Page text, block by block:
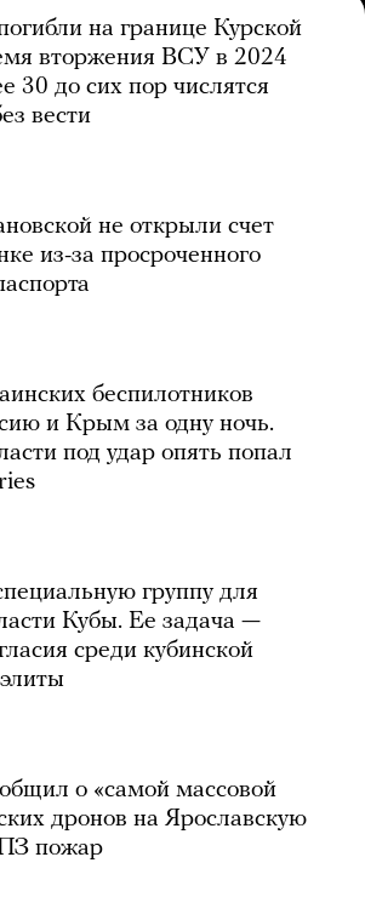
на границе Курской
вторжения ВСУ в 2024
30 до сих пор числятся
вести
не открыли счет
из-за просроченного
беспилотников
и Крым за одну ночь.
под удар опять попал
группу для
Кубы. Ее задача —
среди кубинской
о «самой массовой
дронов на Ярославскую
пожар